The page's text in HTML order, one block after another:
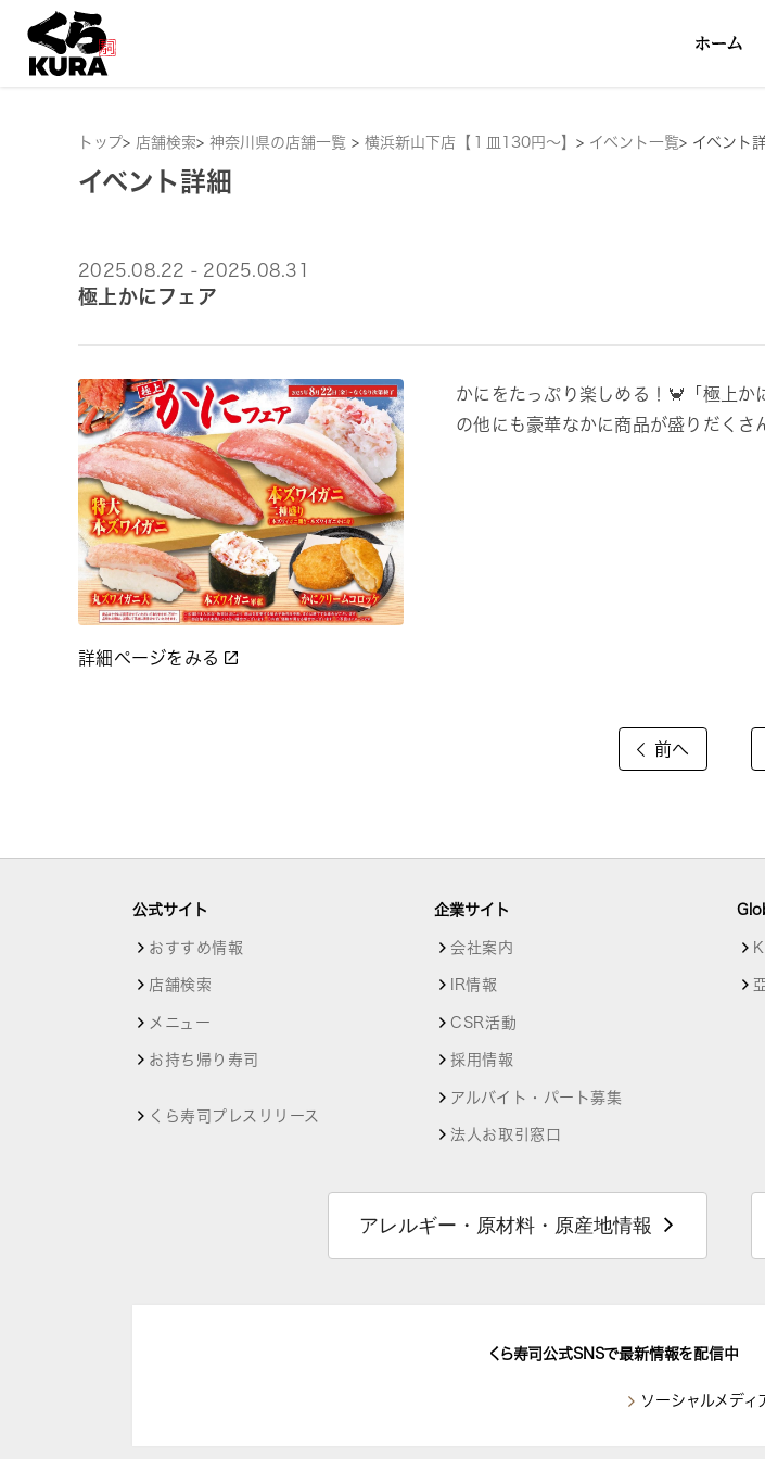
トップ> 店舗検索> 神奈川県の店舗一覧 > 横浜新山下店【１皿130円～】 > イベント一覧> イベント
イベント詳細
2025.08.22 - 2025.08.31
極上かにフェア
詳細ページをみる
かにをたっぷり楽しめる！🦀「極上か
の他にも豪華なかに商品が盛りだく
前へ
公式サイト
おすすめ情報
店舗検索
メニュー
お持ち帰り寿司
くら寿司プレスリリース
企業サイト
会社案内
IR情報
CSR活動
採用情報
アルバイト・パート募集
法人お取引窓口
アレルギー・原材料・原産地情報
くら寿司公式SNSで最新情報を配信中
ソーシャルメディ